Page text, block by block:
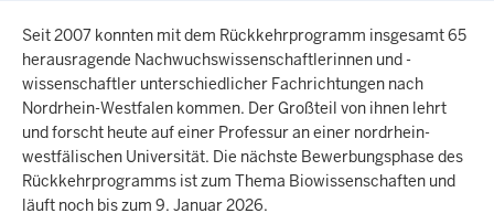
Seit 2007 konnten mit dem Rückkehrprogramm insgesamt 65
herausragende Nachwuchswissenschaftlerinnen und -
wissenschaftler unterschiedlicher Fachrichtungen nach
Nordrhein-Westfalen kommen. Der Großteil von ihnen lehrt
und forscht heute auf einer Professur an einer nordrhein-
westfälischen Universität. Die nächste Bewerbungsphase des
Rückkehrprogramms ist zum Thema Biowissenschaften und
läuft noch bis zum 9. Januar 2026.